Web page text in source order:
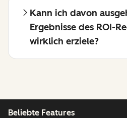
Kann ich davon
Ergebnisse des ROI-
wirklich erziele?
Beliebte Features